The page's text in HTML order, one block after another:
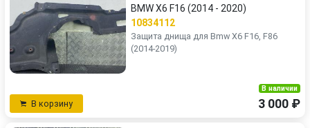
BMW X6 F16 (2014 - 2020)
10834112
Защита днища для Bmw X6 F16, F86
(2014-2019)
В корзину
В наличии
3 000 ₽